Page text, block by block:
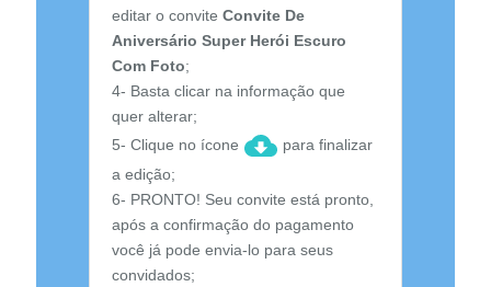
editar o convite Convite De
Aniversário Super Herói Escuro
Com Foto;
4- Basta clicar na informação que
quer alterar;
5- Clique no ícone
para finalizar
a edição;
6- PRONTO! Seu convite está pronto,
após a confirmação do pagamento
você já pode envia-lo para seus
convidados;